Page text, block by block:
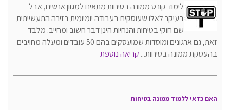
לימוד קורס ממונה בטיחות מתאים למגוון אנשים, אבל
בעיקר לאלו שעוסקים בעבודה יומיומית בזירה התעשייתית
שם חוקי בטיחות והנחיות הינן דבר חשוב ומחייב. מלבד
זאת, גם ארגונים ומוסדות שמועסקים בהם 50 עובדים ומעלה מחויבים
בהעסקת ממונה בטיחות... קריאה נוספת
האם כדאי ללמוד ממונה בטיחות